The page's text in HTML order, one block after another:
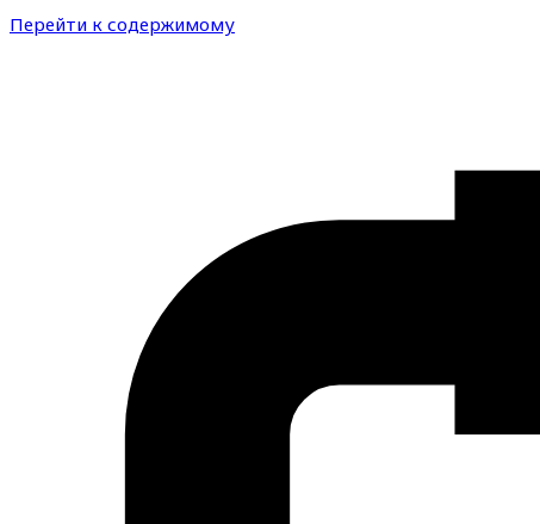
Перейти к содержимому